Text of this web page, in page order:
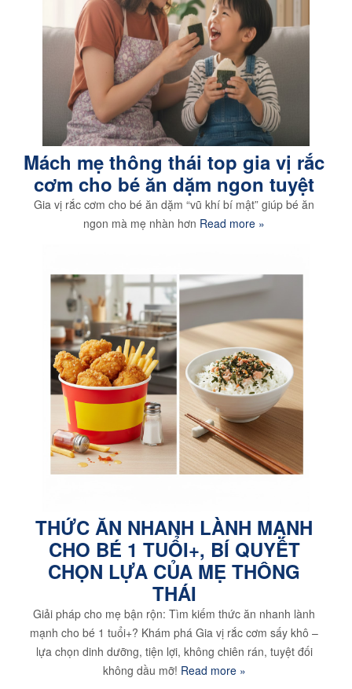
Mách mẹ thông thái top gia vị rắc
cơm cho bé ăn dặm ngon tuyệt
Gia vị rắc cơm cho bé ăn dặm “vũ khí bí mật” giúp bé ăn
ngon mà mẹ nhàn hơn Read more »
THỨC ĂN NHANH LÀNH MẠNH
CHO BÉ 1 TUỔI+, BÍ QUYẾT
CHỌN LỰA CỦA MẸ THÔNG
THÁI
Giải pháp cho mẹ bận rộn: Tìm kiếm thức ăn nhanh lành
mạnh cho bé 1 tuổi+? Khám phá Gia vị rắc cơm sấy khô –
lựa chọn dinh dưỡng, tiện lợi, không chiên rán, tuyệt đối
không dầu mỡ! Read more »